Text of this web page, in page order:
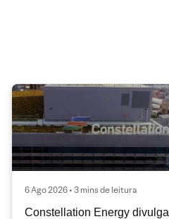
6 Ago 2026 • 3 mins de leitura
Constellation Energy divulga